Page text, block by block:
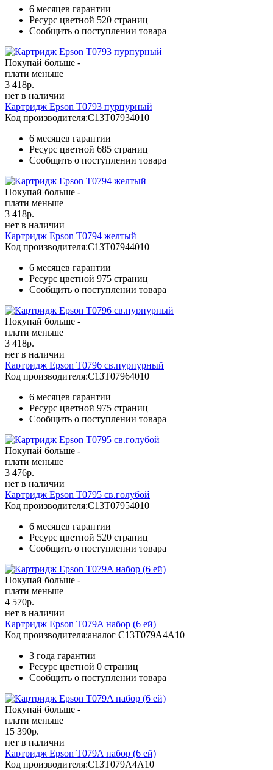
6 месяцев гарантии
Ресурс цветной 520 страниц
Сообщить о поступлении товара
Покупай больше -
плати меньше
3 418р.
нет в наличии
Картридж Epson T0793 пурпурный
Код производителя:C13T07934010
6 месяцев гарантии
Ресурс цветной 685 страниц
Сообщить о поступлении товара
Покупай больше -
плати меньше
3 418р.
нет в наличии
Картридж Epson T0794 желтый
Код производителя:C13T07944010
6 месяцев гарантии
Ресурс цветной 975 страниц
Сообщить о поступлении товара
Покупай больше -
плати меньше
3 418р.
нет в наличии
Картридж Epson T0796 св.пурпурный
Код производителя:C13T07964010
6 месяцев гарантии
Ресурс цветной 975 страниц
Сообщить о поступлении товара
Покупай больше -
плати меньше
3 476р.
нет в наличии
Картридж Epson T0795 св.голубой
Код производителя:C13T07954010
6 месяцев гарантии
Ресурс цветной 520 страниц
Сообщить о поступлении товара
Покупай больше -
плати меньше
4 570р.
нет в наличии
Картридж Epson T079A набор (6 ей)
Код производителя:аналог C13T079A4A10
3 года гарантии
Ресурс цветной 0 страниц
Сообщить о поступлении товара
Покупай больше -
плати меньше
15 390р.
нет в наличии
Картридж Epson T079A набор (6 ей)
Код производителя:C13T079A4A10